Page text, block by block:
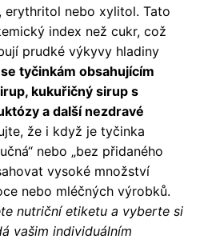
erythritol nebo xylitol. Tato
index než cukr, což
prudké výkyvy hladiny
tyčinkám obsahujícím
kukuřičný sirup s
a další nezdravé
že i když je tyčinka
nebo „bez přidaného
vysoké množství
nebo mléčných výrobků.
nutriční etiketu a vyberte si
vašim individuálním